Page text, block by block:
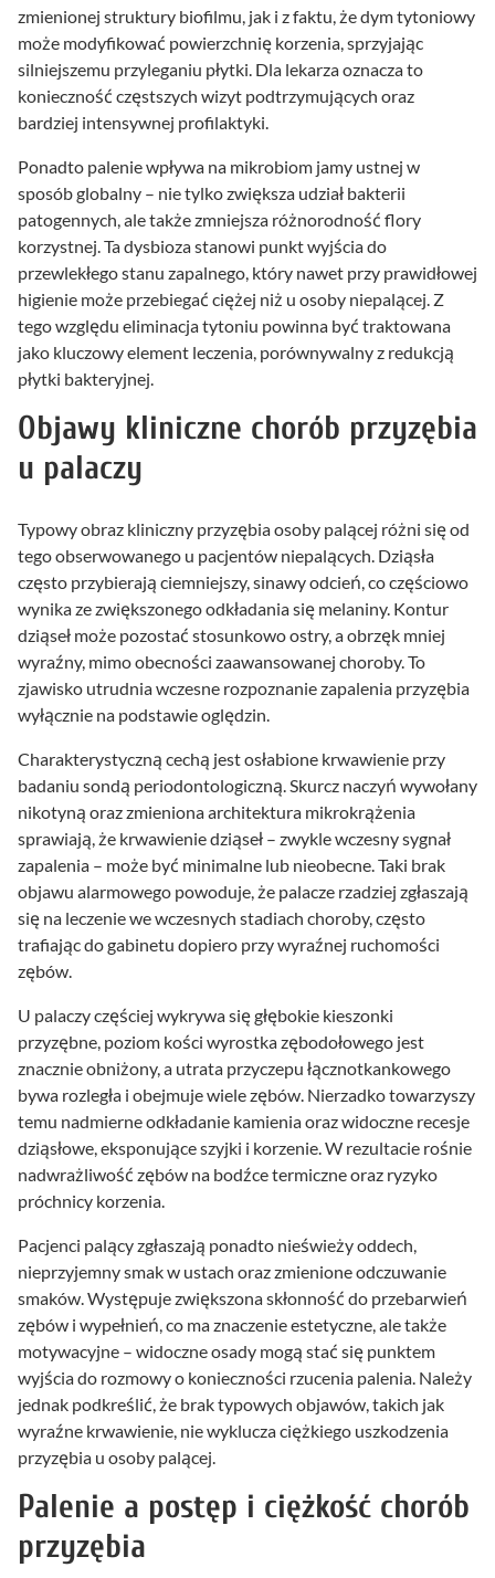
zmienionej struktury biofilmu, jak i z faktu, że dym tytoniowy
może modyfikować powierzchnię korzenia, sprzyjając
silniejszemu przyleganiu płytki. Dla lekarza oznacza to
konieczność częstszych wizyt podtrzymujących oraz
bardziej intensywnej profilaktyki.
Ponadto palenie wpływa na mikrobiom jamy ustnej w
sposób globalny – nie tylko zwiększa udział bakterii
patogennych, ale także zmniejsza różnorodność flory
korzystnej. Ta dysbioza stanowi punkt wyjścia do
przewlekłego stanu zapalnego, który nawet przy prawidłowej
higienie może przebiegać ciężej niż u osoby niepalącej. Z
tego względu eliminacja tytoniu powinna być traktowana
jako kluczowy element leczenia, porównywalny z redukcją
płytki bakteryjnej.
Objawy kliniczne chorób przyzębia
u palaczy
Typowy obraz kliniczny przyzębia osoby palącej różni się od
tego obserwowanego u pacjentów niepalących. Dziąsła
często przybierają ciemniejszy, sinawy odcień, co częściowo
wynika ze zwiększonego odkładania się melaniny. Kontur
dziąseł może pozostać stosunkowo ostry, a obrzęk mniej
wyraźny, mimo obecności zaawansowanej choroby. To
zjawisko utrudnia wczesne rozpoznanie zapalenia przyzębia
wyłącznie na podstawie oględzin.
Charakterystyczną cechą jest osłabione krwawienie przy
badaniu sondą periodontologiczną. Skurcz naczyń wywołany
nikotyną oraz zmieniona architektura mikrokrążenia
sprawiają, że krwawienie dziąseł – zwykle wczesny sygnał
zapalenia – może być minimalne lub nieobecne. Taki brak
objawu alarmowego powoduje, że palacze rzadziej zgłaszają
się na leczenie we wczesnych stadiach choroby, często
trafiając do gabinetu dopiero przy wyraźnej ruchomości
zębów.
U palaczy częściej wykrywa się głębokie kieszonki
przyzębne, poziom kości wyrostka zębodołowego jest
znacznie obniżony, a utrata przyczepu łącznotkankowego
bywa rozległa i obejmuje wiele zębów. Nierzadko towarzyszy
temu nadmierne odkładanie kamienia oraz widoczne recesje
dziąsłowe, eksponujące szyjki i korzenie. W rezultacie rośnie
nadwrażliwość zębów na bodźce termiczne oraz ryzyko
próchnicy korzenia.
Pacjenci palący zgłaszają ponadto nieświeży oddech,
nieprzyjemny smak w ustach oraz zmienione odczuwanie
smaków. Występuje zwiększona skłonność do przebarwień
zębów i wypełnień, co ma znaczenie estetyczne, ale także
motywacyjne – widoczne osady mogą stać się punktem
wyjścia do rozmowy o konieczności rzucenia palenia. Należy
jednak podkreślić, że brak typowych objawów, takich jak
wyraźne krwawienie, nie wyklucza ciężkiego uszkodzenia
przyzębia u osoby palącej.
Palenie a postęp i ciężkość chorób
przyzębia